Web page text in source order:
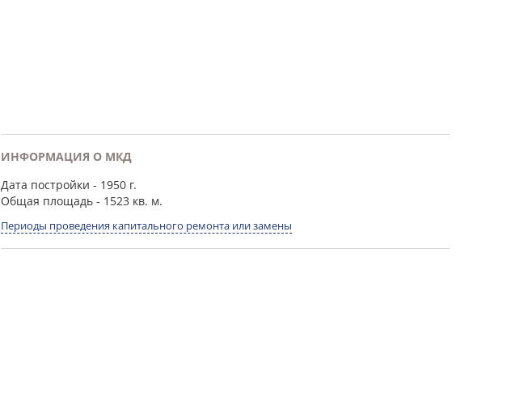
ИНФОРМАЦИЯ О МКД
Дата постройки - 1950 г.
Общая площадь- 1523 кв. м.
Периоды проведения капитального ремонта или замены